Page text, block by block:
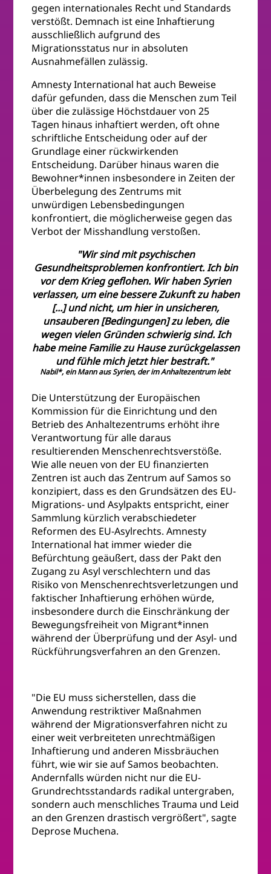
gegen internationales Recht und Standards
verstößt. Demnach ist eine Inhaftierung
ausschließlich aufgrund des
Migrationsstatus nur in absoluten
Ausnahmefällen zulässig.
Amnesty International hat auch Beweise
dafür gefunden, dass die Menschen zum Teil
über die zulässige Höchstdauer von 25
Tagen hinaus inhaftiert werden, oft ohne
schriftliche Entscheidung oder auf der
Grundlage einer rückwirkenden
Entscheidung. Darüber hinaus waren die
Bewohner*innen insbesondere in Zeiten der
Überbelegung des Zentrums mit
unwürdigen Lebensbedingungen
konfrontiert, die möglicherweise gegen das
Verbot der Misshandlung verstoßen.
"Wir sind mit psychischen
Gesundheitsproblemen konfrontiert. Ich bin
vor dem Krieg geflohen. Wir haben Syrien
verlassen, um eine bessere Zukunft zu haben
[...] und nicht, um hier in unsicheren,
unsauberen [Bedingungen] zu leben, die
wegen vielen Gründen schwierig sind. Ich
habe meine Familie zu Hause zurückgelassen
und fühle mich jetzt hier bestraft."
Nabil*, ein Mann aus Syrien, der im Anhaltezentrum lebt
Die Unterstützung der Europäischen
Kommission für die Einrichtung und den
Betrieb des Anhaltezentrums erhöht ihre
Verantwortung für alle daraus
resultierenden Menschenrechtsverstöße.
Wie alle neuen von der EU finanzierten
Zentren ist auch das Zentrum auf Samos so
konzipiert, dass es den Grundsätzen des EU-
Migrations- und Asylpakts entspricht, einer
Sammlung kürzlich verabschiedeter
Reformen des EU-Asylrechts. Amnesty
International hat immer wieder die
Befürchtung geäußert, dass der Pakt den
Zugang zu Asyl verschlechtern und das
Risiko von Menschenrechtsverletzungen und
faktischer Inhaftierung erhöhen würde,
insbesondere durch die Einschränkung der
Bewegungsfreiheit von Migrant*innen
während der Überprüfung und der Asyl- und
Rückführungsverfahren an den Grenzen.
"Die EU muss sicherstellen, dass die
Anwendung restriktiver Maßnahmen
während der Migrationsverfahren nicht zu
einer weit verbreiteten unrechtmäßigen
Inhaftierung und anderen Missbräuchen
führt, wie wir sie auf Samos beobachten.
Andernfalls würden nicht nur die EU-
Grundrechtsstandards radikal untergraben,
sondern auch menschliches Trauma und Leid
an den Grenzen drastisch vergrößert", sagte
Deprose Muchena.